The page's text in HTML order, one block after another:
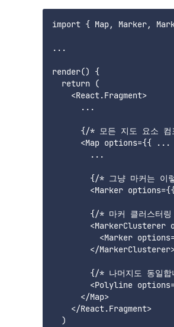
import { Map, Marker,
...
render() {
  return (
    <React.Fragment>
      ...
{/* 모든 지도 요소
<Map options={{ ...
        ...
{/* 그냥 마커는 이
<Marker
{/* 마커 클러스터
<MarkerClusterer
<Marker
</
{/* 나머지도 동일
<Polyline
      </Map>
    </React.Fragment>
  )